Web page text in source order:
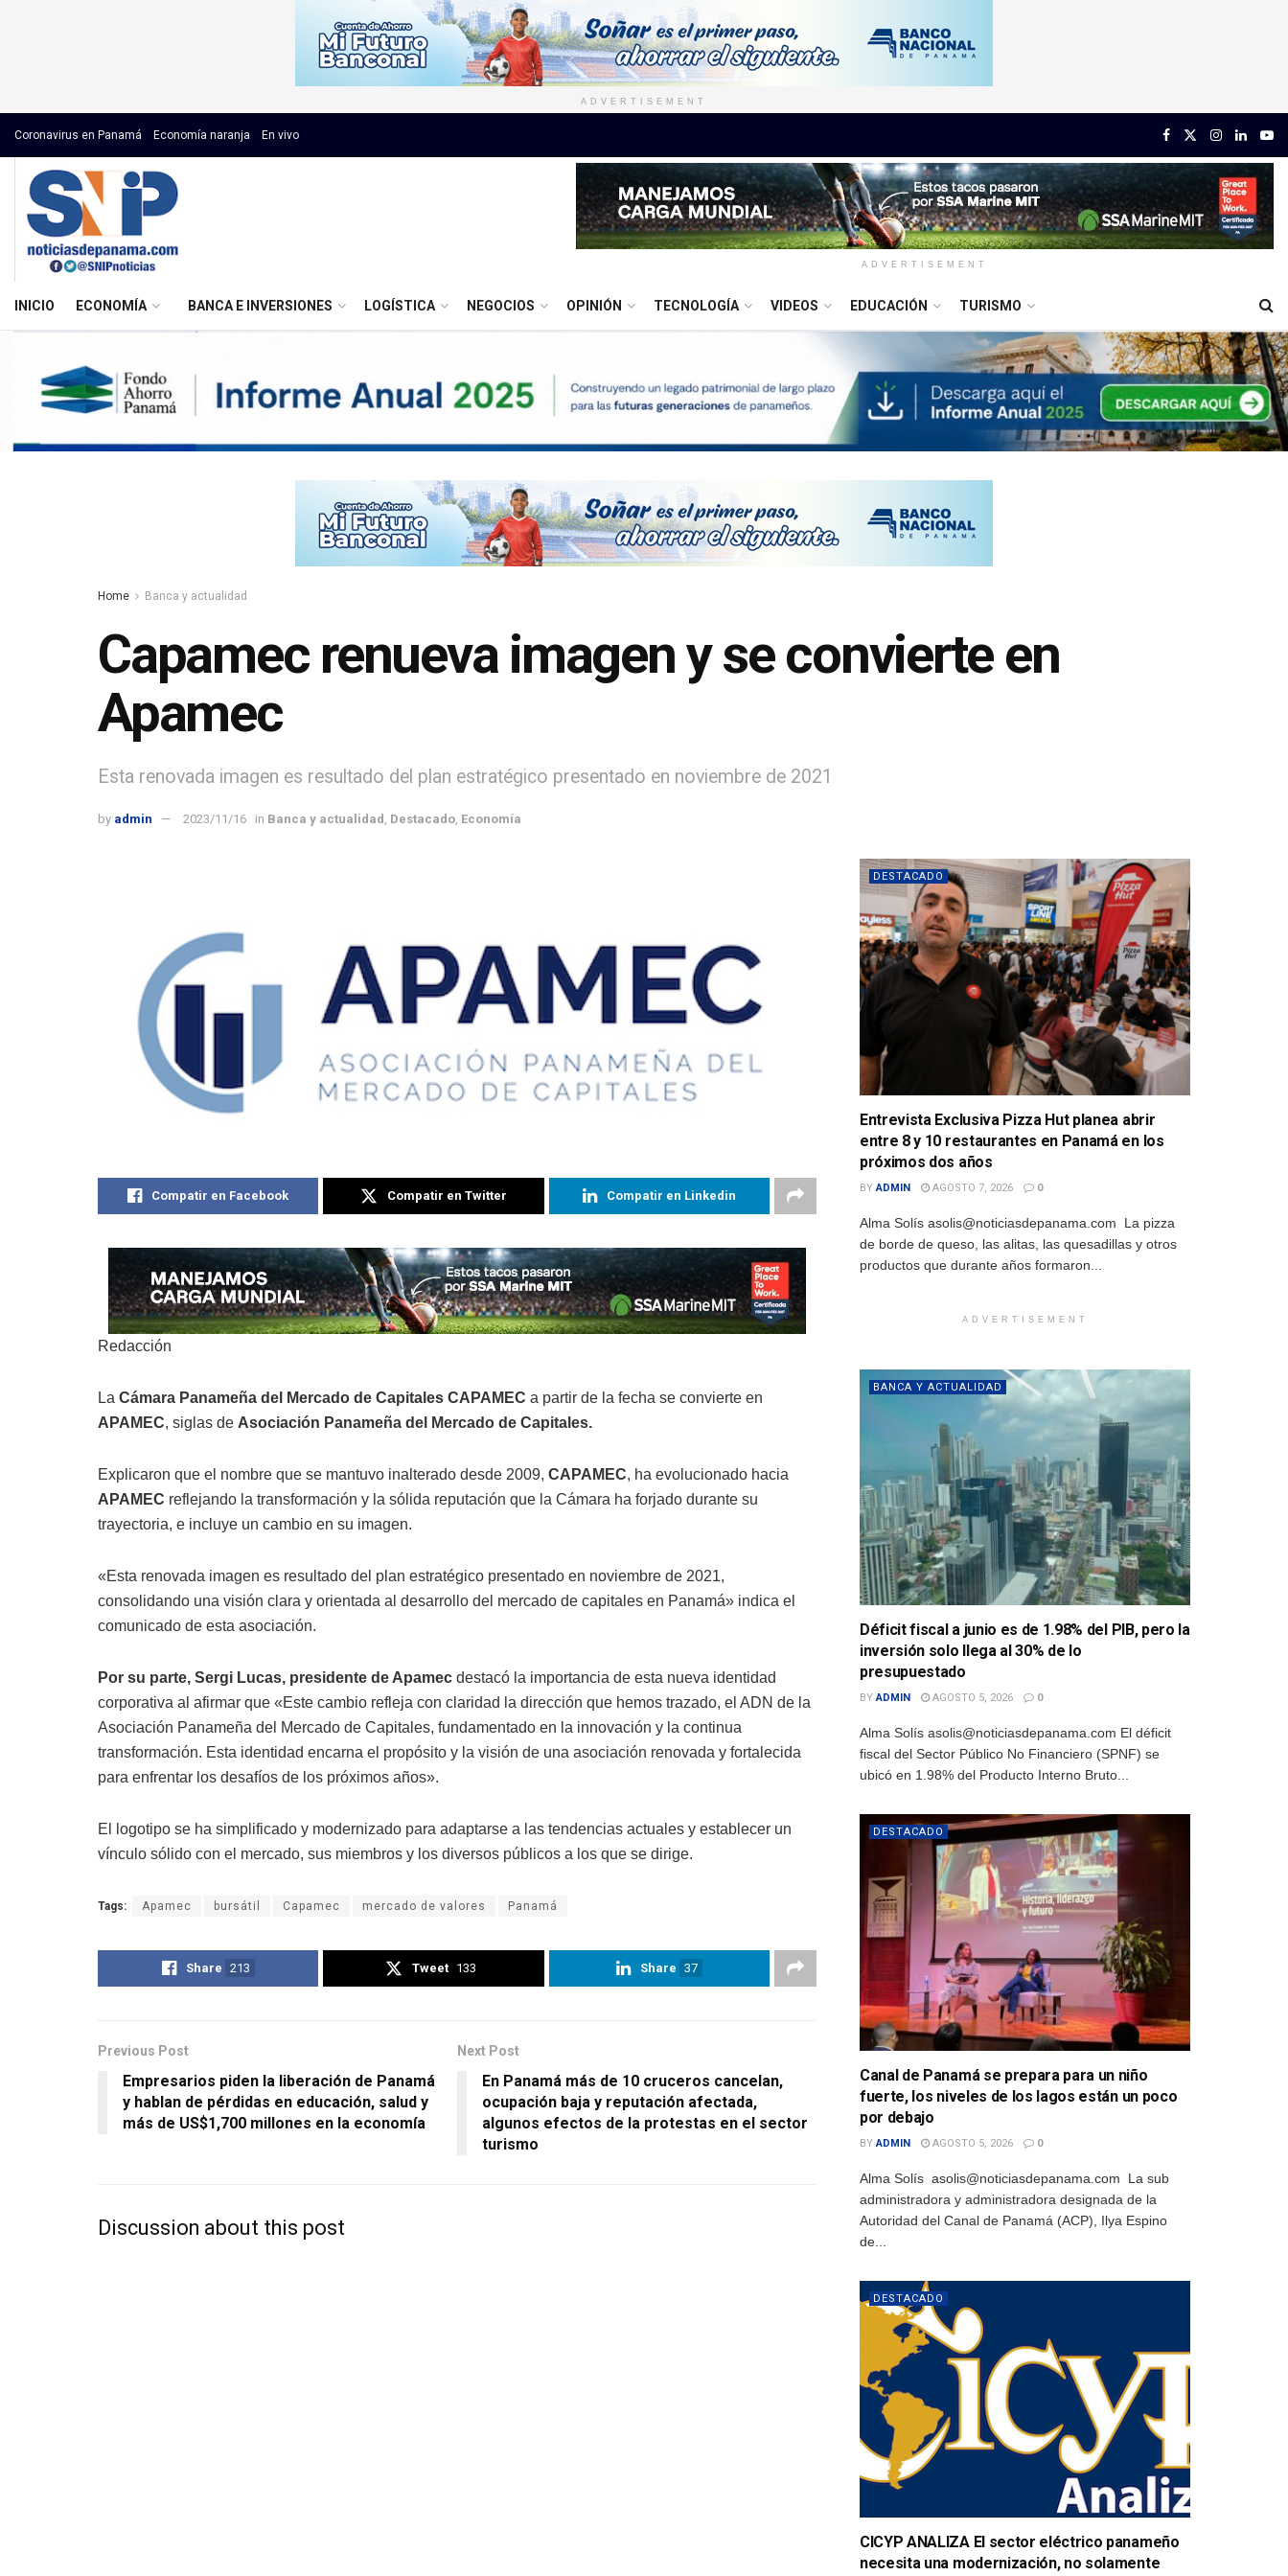
ADVERTISEMENT
Coronavirus en Panamá Economía naranja En vivo
ADVERTISEMENT
INICIO ECONOMÍA BANCA E INVERSIONES LOGÍSTICA NEGOCIOS OPINIÓN TECNOLOGÍA VIDEOS EDUCACIÓN TURISMO
Home Banca y actualidad
Capamec renueva imagen y se convierte en
Apamec
Esta renovada imagen es resultado del plan estratégico presentado en noviembre de 2021
by admin 2023/11/16 in Banca y actualidad Destacado Economía
Compatir en Facebook Compatir en Twitter Compatir en Linkedin
Redacción
La Cámara Panameña del Mercado de Capitales CAPAMEC a partir de la fecha se convierte en
APAMEC, siglas de Asociación Panameña del Mercado de Capitales.
Explicaron que el nombre que se mantuvo inalterado desde 2009, CAPAMEC, ha evolucionado hacia
APAMEC reflejando la transformación y la sólida reputación que la Cámara ha forjado durante su
trayectoria, e incluye un cambio en su imagen.
«Esta renovada imagen es resultado del plan estratégico presentado en noviembre de 2021,
consolidando una visión clara y orientada al desarrollo del mercado de capitales en Panamá» indica el
comunicado de esta asociación.
Por su parte, Sergi Lucas, presidente de Apamec destacó la importancia de esta nueva identidad
corporativa al afirmar que «Este cambio refleja con claridad la dirección que hemos trazado, el ADN de la
Asociación Panameña del Mercado de Capitales, fundamentado en la innovación y la continua
transformación. Esta identidad encarna el propósito y la visión de una asociación renovada y fortalecida
para enfrentar los desafíos de los próximos años».
El logotipo se ha simplificado y modernizado para adaptarse a las tendencias actuales y establecer un
vínculo sólido con el mercado, sus miembros y los diversos públicos a los que se dirige.
Tags: Apamec bursátil Capamec mercado de valores Panamá
Share 213 Tweet 133 Share 37
Previous Post
Empresarios piden la liberación de Panamá
y hablan de pérdidas en educación, salud y
más de US$1,700 millones en la economía
Next Post
En Panamá más de 10 cruceros cancelan,
ocupación baja y reputación afectada,
algunos efectos de la protestas en el sector
turismo
Discussion about this post
DESTACADO
Entrevista Exclusiva Pizza Hut planea abrir
entre 8 y 10 restaurantes en Panamá en los
próximos dos años
BY ADMIN AGOSTO 7, 2026 0
Alma Solís asolis@noticiasdepanama.com La pizza
de borde de queso, las alitas, las quesadillas y otros
productos que durante años formaron...
ADVERTISEMENT
BANCA Y ACTUALIDAD
Déficit fiscal a junio es de 1.98% del PIB, pero la
inversión solo llega al 30% de lo
presupuestado
BY ADMIN AGOSTO 5, 2026 0
Alma Solís asolis@noticiasdepanama.com El déficit
fiscal del Sector Público No Financiero (SPNF) se
ubicó en 1.98% del Producto Interno Bruto...
DESTACADO
Canal de Panamá se prepara para un niño
fuerte, los niveles de los lagos están un poco
por debajo
BY ADMIN AGOSTO 5, 2026 0
Alma Solís asolis@noticiasdepanama.com La sub
administradora y administradora designada de la
Autoridad del Canal de Panamá (ACP), Ilya Espino
de...
DESTACADO
CICYP ANALIZA El sector eléctrico panameño
necesita una modernización, no solamente